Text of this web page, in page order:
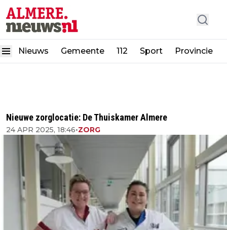
Nieuws Gemeente 112 Sport Provincie
Nieuwe zorglocatie: De Thuiskamer Almere
24 APR 2025, 18:46•ZORG